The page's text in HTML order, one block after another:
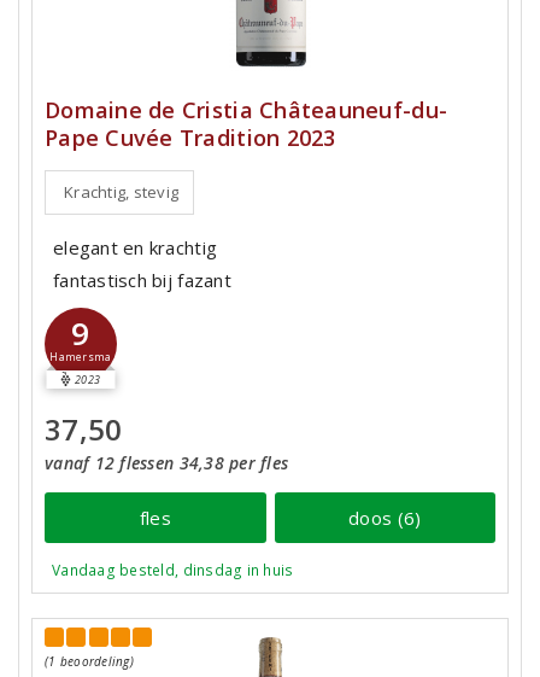
Domaine de Cristia Châteauneuf-du-
Pape Cuvée Tradition 2023
Krachtig, stevig
elegant en krachtig
fantastisch bij fazant
9
Hamersma
2023
37,50
vanaf 12 flessen 34,38 per fles
fles doos (6)
Vandaag besteld, dinsdag in huis
(1 beoordeling)